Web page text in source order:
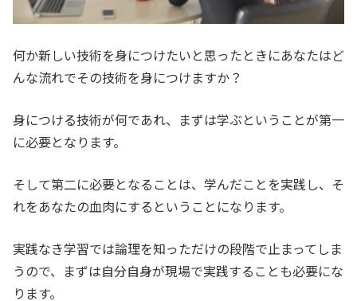
何か新しい技術を身につけたいと思ったときにあなたはど
んな流れでその技術を身につけますか？
身につける技術が何であれ、まずは学ぶということが第一
に必要となります。
そして第二に必要となることは、学んだことを実践し、そ
れをあなたの血肉にするということになります。
実践なき学習では論理を知っただけの段階で止まってしま
うので、まずは自分自身が現場で実践することも必要にな
ります。